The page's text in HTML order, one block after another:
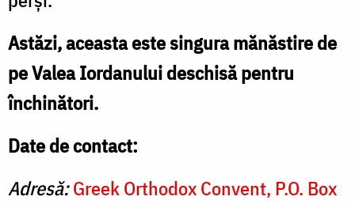
Astăzi, aceasta este singura mănăstire de
pe Valea Iordanului deschisă pentru
închinători.
Date de contact:
Adresă:Greek Orthodox Convent, P.O. Box